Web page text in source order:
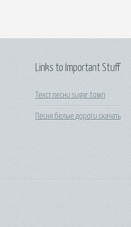
Links to Important Stuff
Текст песни sugar town
Песня белые дороги скачать